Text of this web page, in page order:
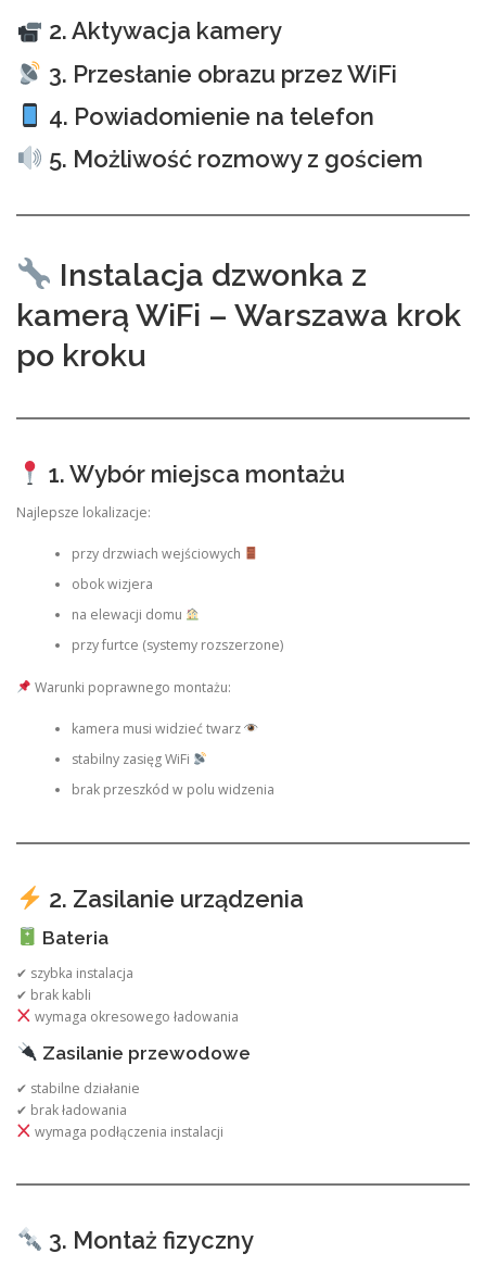
2. Aktywacja kamery
3. Przesłanie obrazu przez WiFi
4. Powiadomienie na telefon
5. Możliwość rozmowy z gościem
Instalacja dzwonka z
kamerą WiFi – Warszawa krok
po kroku
1. Wybór miejsca montażu
Najlepsze lokalizacje:
przy drzwiach wejściowych
obok wizjera
na elewacji domu
przy furtce (systemy rozszerzone)
Warunki poprawnego montażu:
kamera musi widzieć twarz
stabilny zasięg WiFi
brak przeszkód w polu widzenia
2. Zasilanie urządzenia
Bateria
✔ szybka instalacja
✔ brak kabli
wymaga okresowego ładowania
Zasilanie przewodowe
✔ stabilne działanie
✔ brak ładowania
wymaga podłączenia instalacji
3. Montaż fizyczny